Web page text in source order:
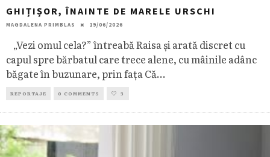
GHIȚIȘOR, ÎNAINTE DE MARELE URSCHI
MAGDALENA PRIMBLAS 19/06/2026
„Vezi omul cela?” întreabă Raisa și arată discret cu
capul spre bărbatul care trece alene, cu mâinile adânc
băgate în buzunare, prin fața Că...
REPORTAJE 0 COMMENTS 3